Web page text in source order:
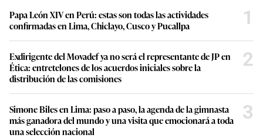
Papa León XIV en Perú: estas son todas las actividades
confirmadas en Lima, Chiclayo, Cusco y Pucallpa
1
Exdirigente del Movadef ya no será el representante de JP en
Ética: entretelones de los acuerdos iniciales sobre la
distribución de las comisiones
2
Simone Biles en Lima: paso a paso, la agenda de la gimnasta
más ganadora del mundo y una visita que emocionará a toda
una selección nacional
3